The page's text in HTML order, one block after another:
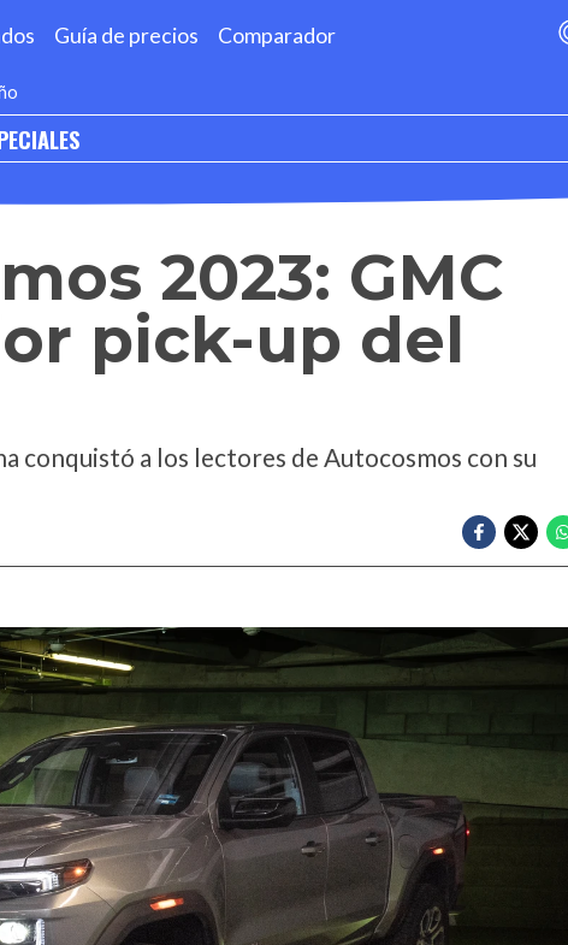
Guía de precios Comparador
2023: GMC
pick-up del
conquistó a los lectores de Autocosmos con su